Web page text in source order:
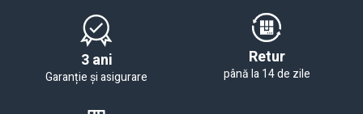
3 ani
Garanție și asigurare
Retur
până la 14 de zile